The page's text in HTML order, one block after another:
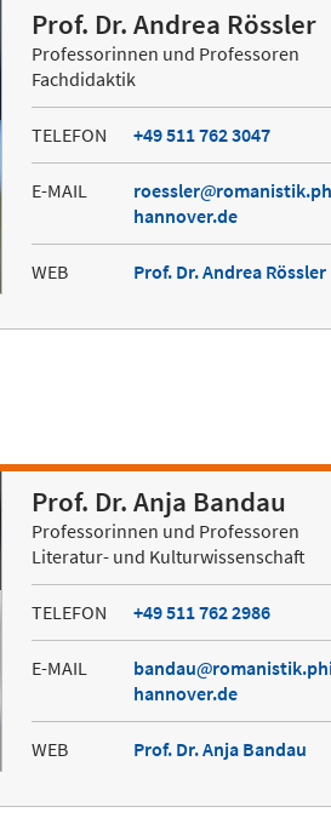
Prof. Dr. Andrea Rössler
Professorinnen und Professoren
Fachdidaktik
TELEFON +49 511 762 3047
E-MAIL roessler
hannover.de
WEB Prof. Dr. Andrea Rössler
Prof. Dr. Anja Bandau
Professorinnen und Professoren
Literatur- und Kulturwissenschaft
TELEFON +49 511 762 2986
E-MAIL bandau
hannover.de
WEB Prof. Dr. Anja Bandau